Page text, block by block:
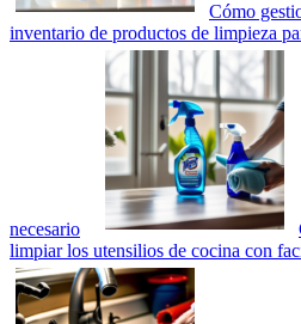
Cómo
inventario de productos de limpieza
necesario
limpiar los utensilios de cocina con